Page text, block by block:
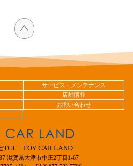
サービス・メンテナンス
店舗情報
お問い合わせ
TCL TOY CAR LAND
滋賀県大津市中庄2丁目1-67